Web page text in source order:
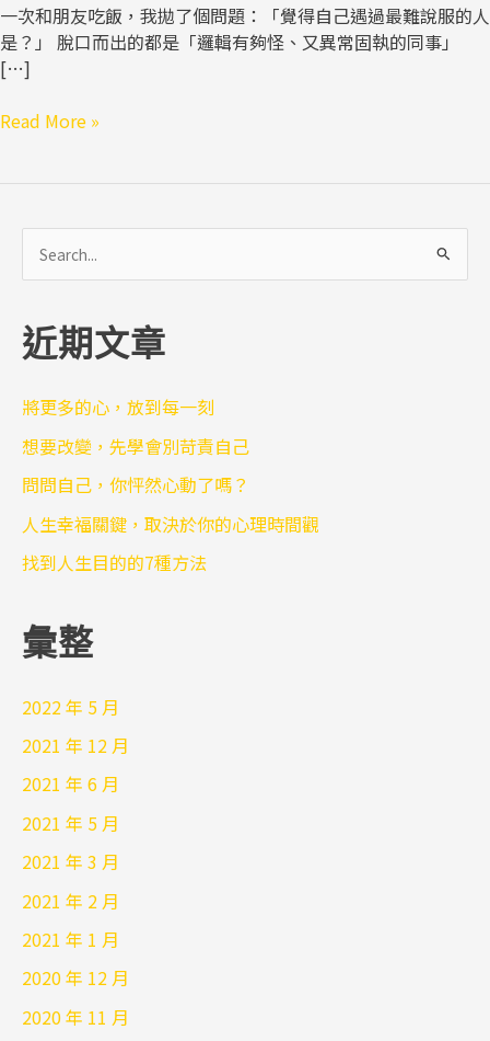
一次和朋友吃飯，我拋了個問題：「覺得自己遇過最難說服的人
是？」 脫口而出的都是「邏輯有夠怪、又異常固執的同事」
[…]
Read More »
尋
鍵
:
近期文章
將更多的心，放到每一刻
想要改變，先學會別苛責自己
問問自己，你怦然心動了嗎？
人生幸福關鍵，取決於你的心理時間觀
找到人生目的的7種方法
彙整
2022 年 5 月
2021 年 12 月
2021 年 6 月
2021 年 5 月
2021 年 3 月
2021 年 2 月
2021 年 1 月
2020 年 12 月
2020 年 11 月